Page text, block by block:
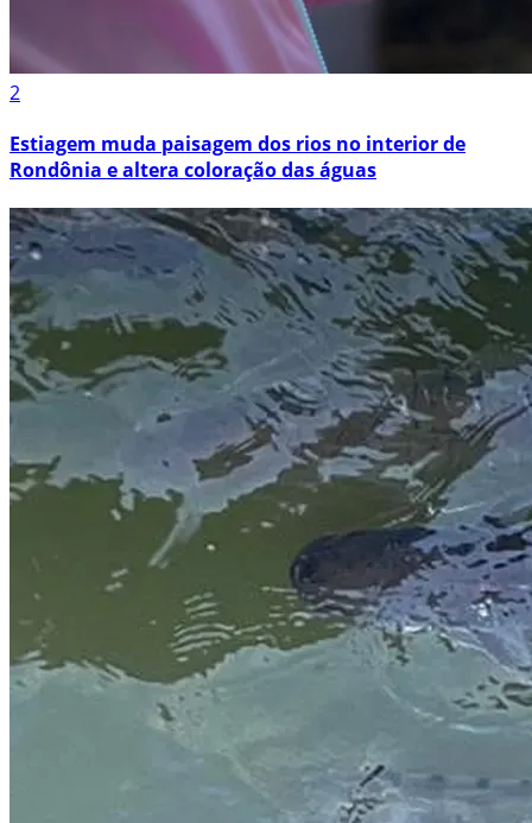
2
Estiagem muda paisagem dos rios no interior de
Rondônia e altera coloração das águas